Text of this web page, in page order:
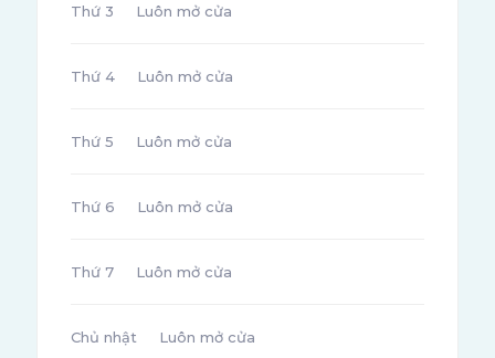
Thứ 3 Luôn mở cửa
Thứ 4 Luôn mở cửa
Thứ 5 Luôn mở cửa
Thứ 6 Luôn mở cửa
Thứ 7 Luôn mở cửa
Chủ nhật Luôn mở cửa